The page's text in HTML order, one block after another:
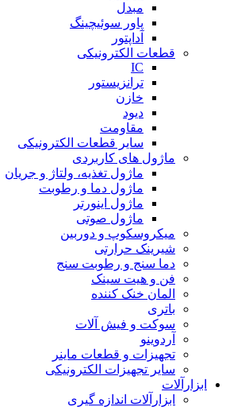
مبدل
پاور سوئیچینگ
آداپتور
قطعات الکترونیکی
IC
ترانزیستور
خازن
دیود
مقاومت
سایر قطعات الکترونیکی
ماژول های کاربردی
ماژول تغذیه، ولتاژ و جریان
ماژول دما و رطوبت
ماژول اینورتر
ماژول صوتی
میکروسکوپ و دوربین
شیرینک حرارتی
دما سنج و رطوبت سنج
فن و هیت سینک
المان خنک کننده
باتری
سوکت و فیش آلات
آردوینو
تجهیزات و قطعات ماینر
سایر تجهیزات الکترونیکی
ابزارآلات
ابزارآلات اندازه گیری